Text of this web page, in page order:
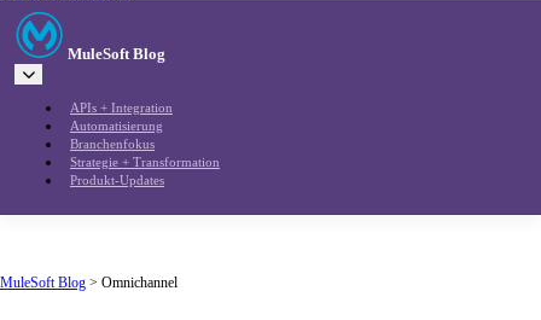
MuleSoft Blog
APIs + Integration
Automatisierung
Branchenfokus
Strategie + Transformation
Produkt-Updates
MuleSoft Blog > Omnichannel